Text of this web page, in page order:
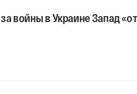
войны в Украине Запад